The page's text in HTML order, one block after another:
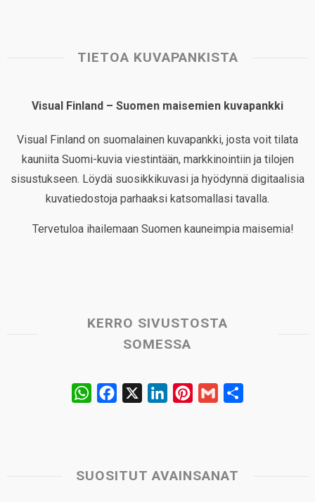
TIETOA KUVAPANKISTA
Visual Finland – Suomen maisemien kuvapankki
Visual Finland on suomalainen kuvapankki, josta voit tilata
kauniita Suomi-kuvia viestintään, markkinointiin ja tilojen
sisustukseen. Löydä suosikkikuvasi ja hyödynnä digitaalisia
kuvatiedostoja parhaaksi katsomallasi tavalla.
Tervetuloa ihailemaan Suomen kauneimpia maisemia!
KERRO SIVUSTOSTA
SOMESSA
W
s
b
e
e
l
SUOSITUT AVAINSANAT